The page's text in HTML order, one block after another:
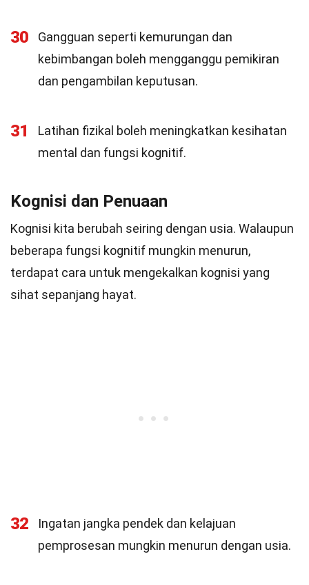
30
Gangguan seperti kemurungan dan
kebimbangan boleh mengganggu pemikiran
dan pengambilan keputusan.
31
Latihan fizikal boleh meningkatkan kesihatan
mental dan fungsi kognitif.
Kognisi dan Penuaan
Kognisi kita berubah seiring dengan usia. Walaupun
beberapa fungsi kognitif mungkin menurun,
terdapat cara untuk mengekalkan kognisi yang
sihat sepanjang hayat.
32
Ingatan jangka pendek dan kelajuan
pemprosesan mungkin menurun dengan usia.